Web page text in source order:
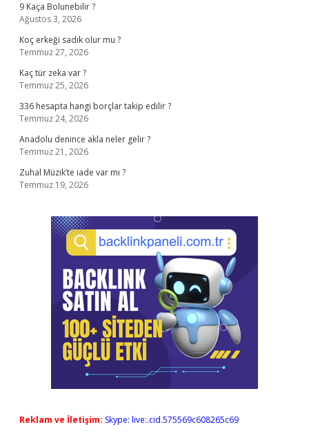
9 Kaça Bolunebilir ?
Ağustos 3, 2026
Koç erkeği sadık olur mu ?
Temmuz 27, 2026
Kaç tür zeka var ?
Temmuz 25, 2026
336 hesapta hangi borçlar takip edilir ?
Temmuz 24, 2026
Anadolu denince akla neler gelir ?
Temmuz 21, 2026
Zuhal Müzik’te iade var mı ?
Temmuz 19, 2026
Reklam ve İletişim: Skype: live:.cid.575569c608265c69